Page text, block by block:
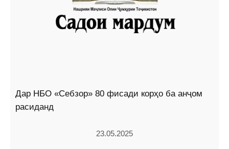
Дар НБО «Себзор» 80 фисади корҳо ба анҷом
расиданд
23.05.2025